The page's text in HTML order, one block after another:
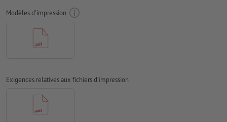
300 dpi
importantes à une distance de min. 4 mm du format final
Mode couleur :CMJN, FOGRA51 (PSO Coated v3) pour les
papiers couchés, FOGRA52 (PSO Uncoated v3 FOGRA52) pour
les papiers non couchés
Modèles d'impression
Exigences relatives aux fichiers d'impression